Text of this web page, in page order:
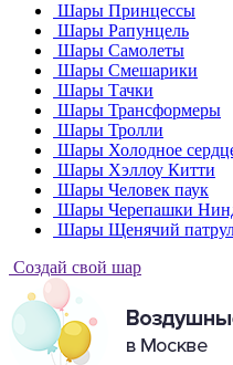
Шары Принцессы
Шары Рапунцель
Шары Самолеты
Шары Смешарики
Шары Тачки
Шары Трансформеры
Шары Тролли
Шары Холодное
Шары Хэллоу Китти
Шары Человек паук
Шары Черепашки
Шары Щенячий
Создай свой шар